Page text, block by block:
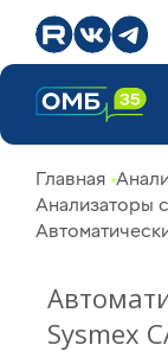
Главная
Анализаторы
Sysmex